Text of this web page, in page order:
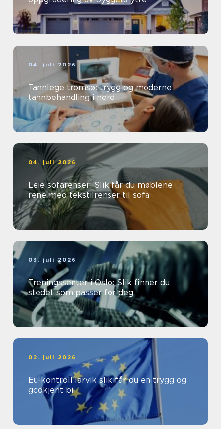
04. juli 2026
Tannlege tromsø: trygg og moderne
tannbehandling i nord
04. juli 2026
Leie sofarenser: Slik får du møblene
rene med tekstilrenser til sofa
03. juli 2026
Treningssenter i Oslo: Slik finner du
stedet som passer for deg
02. juli 2026
Eu-kontroll larvik slik får du en trygg og
godkjent bil